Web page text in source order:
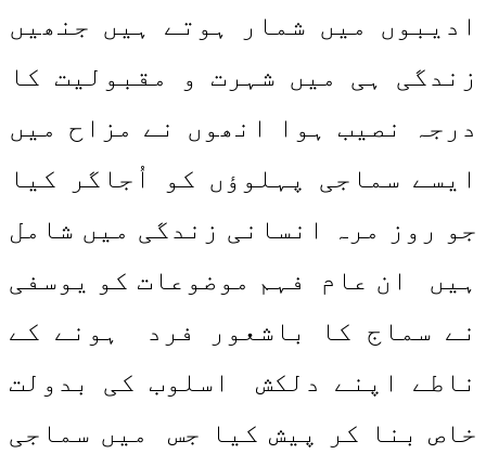
ادیبوں میں شمار ہوتے ہیں جنھیں
زندگی ہی میں شہرت و مقبولیت کا
درجہ نصیب ہوا انھوں نے مزاح میں
ایسے سماجی پہلوؤں کو اُجاگر کیا
جو روز مرہ انسانی زندگی میں شامل
ہیں ان عام فہم موضوعات کو یوسفی
نے سماج کا باشعور فرد ہونے کے
ناطے اپنے دلکش اسلوب کی بدولت
خاص بنا کر پیش کیا جس میں سماجی